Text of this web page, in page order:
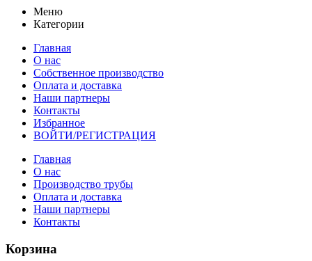
Меню
Категории
Главная
О нас
Собственное производство
Оплата и доставка
Наши партнеры
Контакты
Избранное
ВОЙТИ/РЕГИСТРАЦИЯ
Главная
О нас
Производство трубы
Оплата и доставка
Наши партнеры
Контакты
Корзина